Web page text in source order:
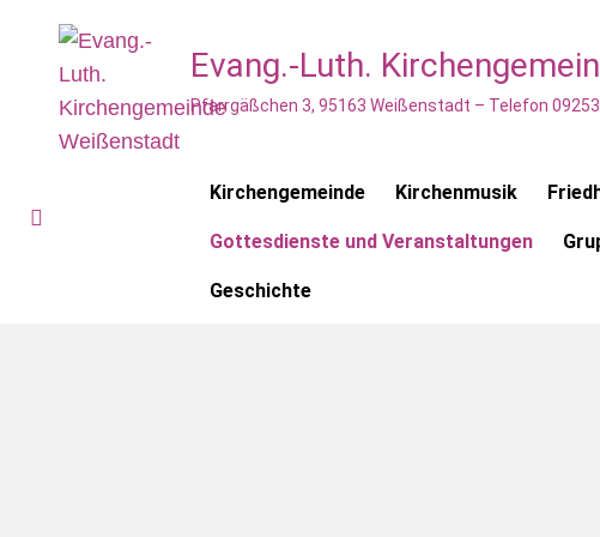
Evang.-Luth.
Pfarrgäßchen 3, 95163 Weißenstadt – Telefon
Kirchengemeinde Kirchenmusik
Gottesdienste und Veranstaltungen
Geschichte